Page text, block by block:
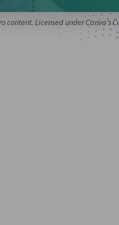
content. Licensed under Canva’s